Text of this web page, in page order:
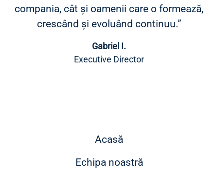
compania, cât și oamenii care o formează,
crescând și evoluând continuu.”
Gabriel I.
Executive Director
Acasă
Echipa noastră